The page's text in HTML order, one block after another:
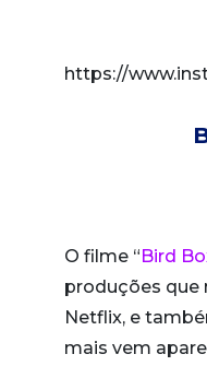
https://
O filme “Bird
produções que
Netflix, e
mais vem